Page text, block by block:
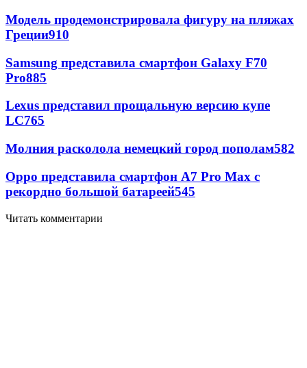
Модель продемонстрировала фигуру на пляжах
Греции910
Samsung представила смартфон Galaxy F70
Pro885
Lexus представил прощальную версию купе
LC765
Молния расколола немецкий город пополам582
Oppo представила смартфон A7 Pro Max с
рекордно большой батареей545
Читать комментарии